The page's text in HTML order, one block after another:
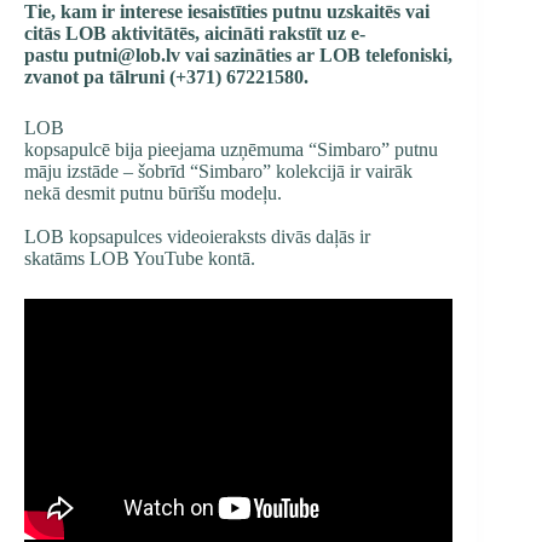
Tie, kam ir interese iesaistīties putnu uzskaitēs vai
citās LOB aktivitātēs, aicināti rakstīt uz e-
pastu putni@lob.lv vai sazināties ar LOB telefoniski,
zvanot pa tālruni (+371) 67221580.
LOB
kopsapulcē bija pieejama uzņēmuma “Simbaro” putnu
māju izstāde – šobrīd “Simbaro” kolekcijā ir vairāk
nekā desmit putnu būrīšu modeļu.
LOB kopsapulces videoieraksts divās daļās ir
skatāms LOB YouTube kontā.